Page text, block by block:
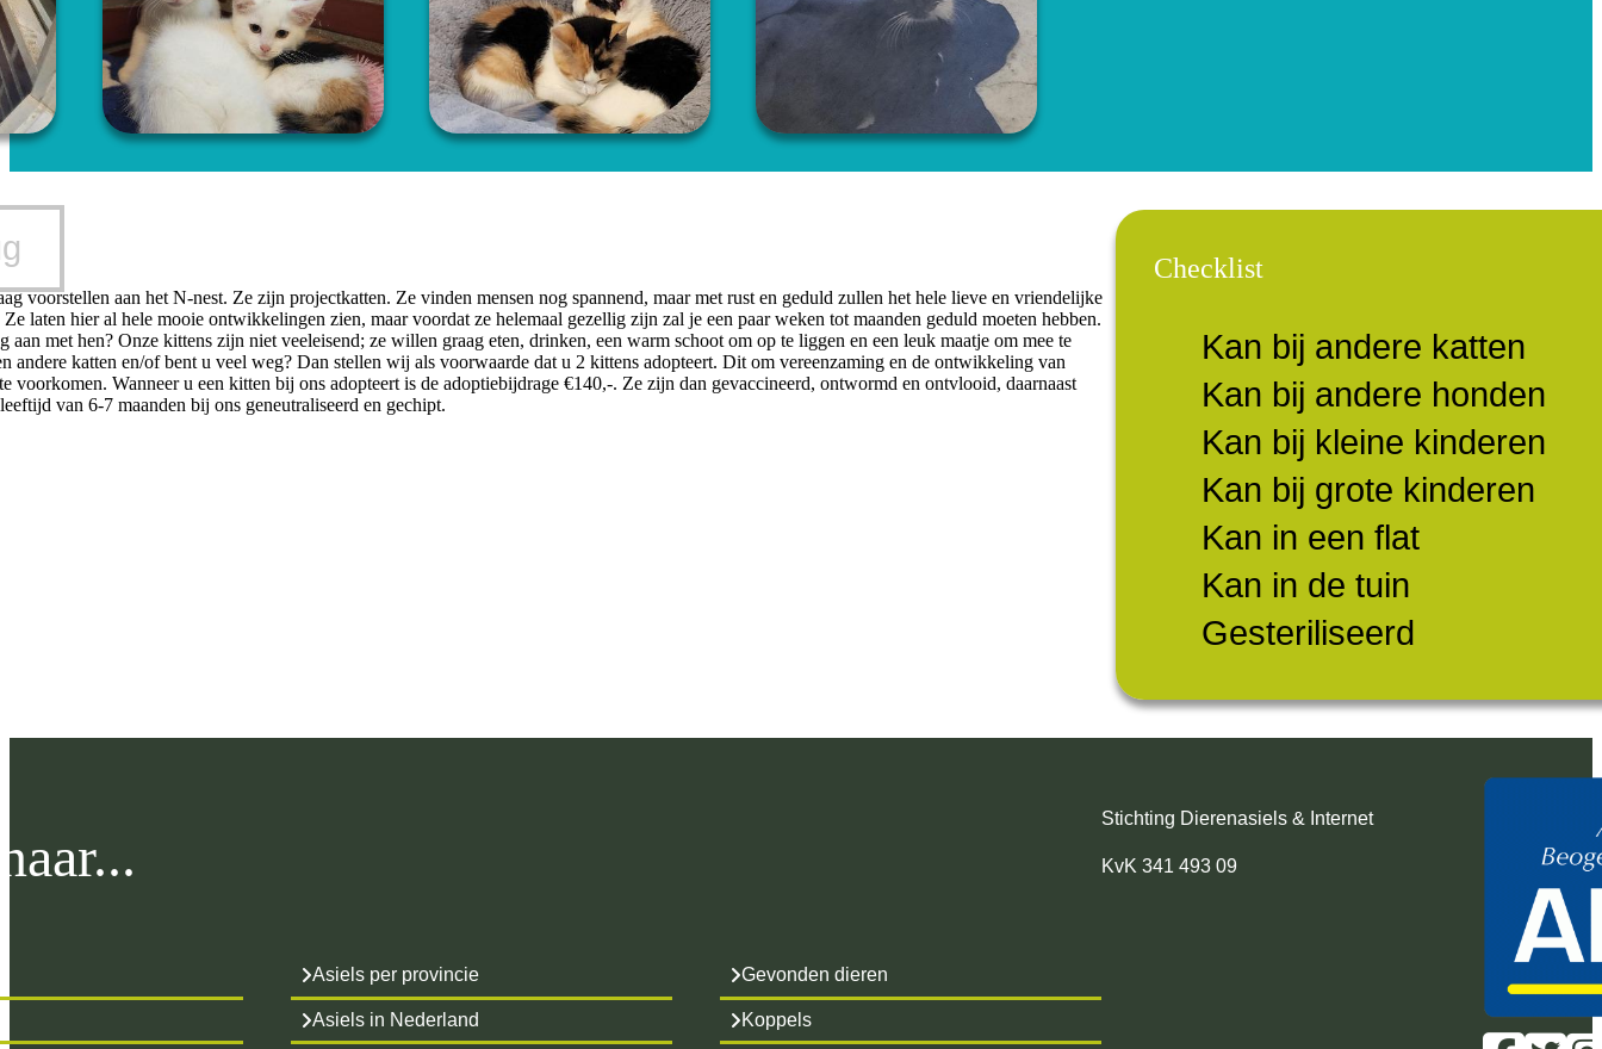
voorstellen aan het N-nest. Ze zijn projectkatten. Ze vinden mensen nog spannend, maar met rust en geduld zullen het hele lieve en vriendelijke
laten hier al hele mooie ontwikkelingen zien, maar voordat ze helemaal gezellig zijn zal je een paar weken tot maanden geduld moeten hebben.
aan met hen? Onze kittens zijn niet veeleisend; ze willen graag eten, drinken, een warm schoot om op te liggen en een leuk maatje om mee te
andere katten en/of bent u veel weg? Dan stellen wij als voorwaarde dat u 2 kittens adopteert. Dit om vereenzaming en de ontwikkeling van
voorkomen. Wanneer u een kitten bij ons adopteert is de adoptiebijdrage €140,-. Ze zijn dan gevaccineerd, ontwormd en ontvlooid, daarnaast
van 6-7 maanden bij ons geneutraliseerd en gechipt.
Checklist
Kan bij andere katten
Kan bij andere honden
Kan bij kleine kinderen
Kan bij grote kinderen
Kan in een flat
Kan in de tuin
Gesteriliseerd
Asiels per provincie
Asiels in Nederland
Gevonden dieren
Koppels
Stichting Dierenasiels & Internet
KvK 341 493 09